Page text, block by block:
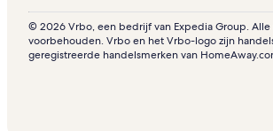
© 2026 Vrbo, een bedrijf van Expedia Group.
voorbehouden. Vrbo en het Vrbo-logo zijn
geregistreerde handelsmerken van